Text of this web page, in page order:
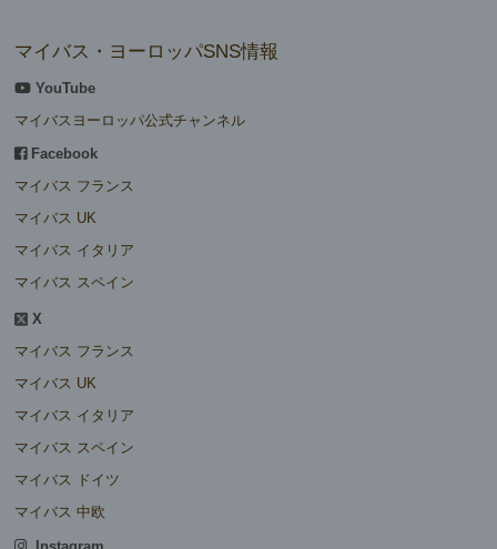
マイバス・ヨーロッパSNS情報
YouTube
マイバスヨーロッパ公式チャンネル
Facebook
マイバス フランス
マイバス UK
マイバス イタリア
マイバス スペイン
X
マイバス フランス
マイバス UK
マイバス イタリア
マイバス スペイン
マイバス ドイツ
マイバス 中欧